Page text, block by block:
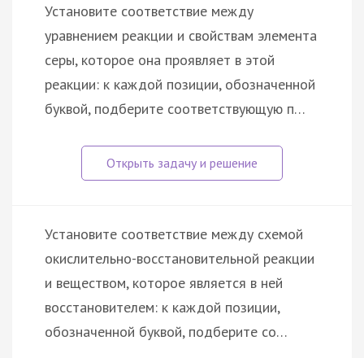
Установите соответствие между
уравнением реакции и свойствам элемента
серы, которое она проявляет в этой
реакции: к каждой позиции, обозначенной
буквой, подберите соответствующую п…
Установите соответствие между схемой
окислительно-восстановительной реакции
и веществом, которое является в ней
восстановителем: к каждой позиции,
обозначенной буквой, подберите со…